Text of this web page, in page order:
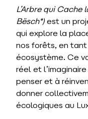
L’Arbre qui
Bësch*) est un
qui explore la
nos forêts, en
écosystème. Ce
réel et
penser et à
donner
écologiques au